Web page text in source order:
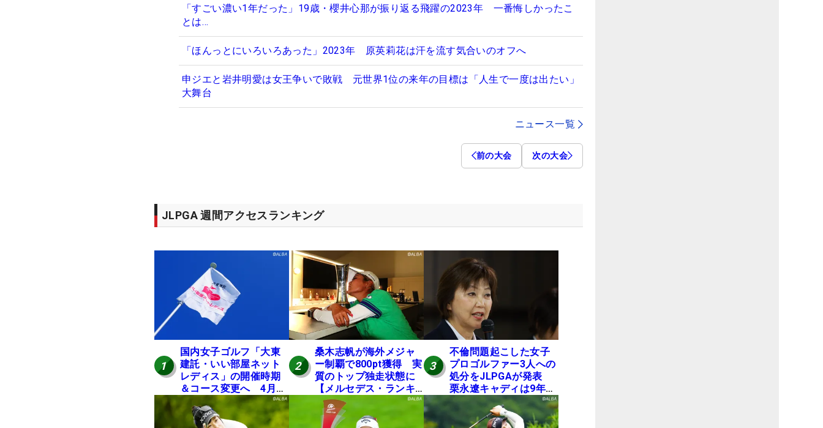
「すごい濃い1年だった」19歳・櫻井心那が振り返る飛躍の2023年 一番悔しかったこ
とは…
「ほんっとにいろいろあった」2023年 原英莉花は汗を流す気合いのオフへ
申ジエと岩井明愛は女王争いで敗戦 元世界1位の来年の目標は「人生で一度は出たい」
大舞台
ニュース一覧
前の大会 次の大会
JLPGA 週間アクセスランキング
1
国内女子ゴルフ「大東
建託・いい部屋ネット
レディス」の開催時期
＆コース変更へ 4月に
岐阜で開催
2
桑木志帆が海外メジャ
ー制覇で800pt獲得 実
質のトップ独走状態に
【メルセデス・ランキ
ング番外編】
3
不倫問題起こした女子
プロゴルファー3人への
処分をJLPGAが発表
栗永遼キャディは9年間
の立ち入り禁止